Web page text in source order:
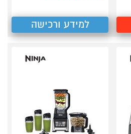
למידע ורכישה